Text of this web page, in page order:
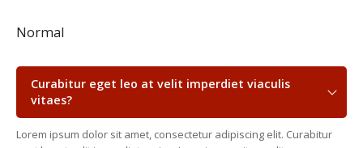
Normal
Curabitur eget leo at velit imperdiet viaculis
vitaes?
Lorem ipsum dolor sit amet, consectetur adipiscing elit. Curabitur